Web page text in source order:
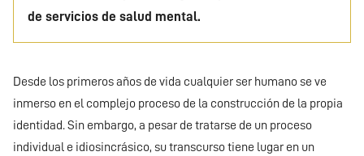
de servicios de salud mental.
Desde los primeros años de vida cualquier ser humano se ve
inmerso en el complejo proceso de la construcción de la propia
identidad. Sin embargo, a pesar de tratarse de un proceso
individual e idiosincrásico, su transcurso tiene lugar en un